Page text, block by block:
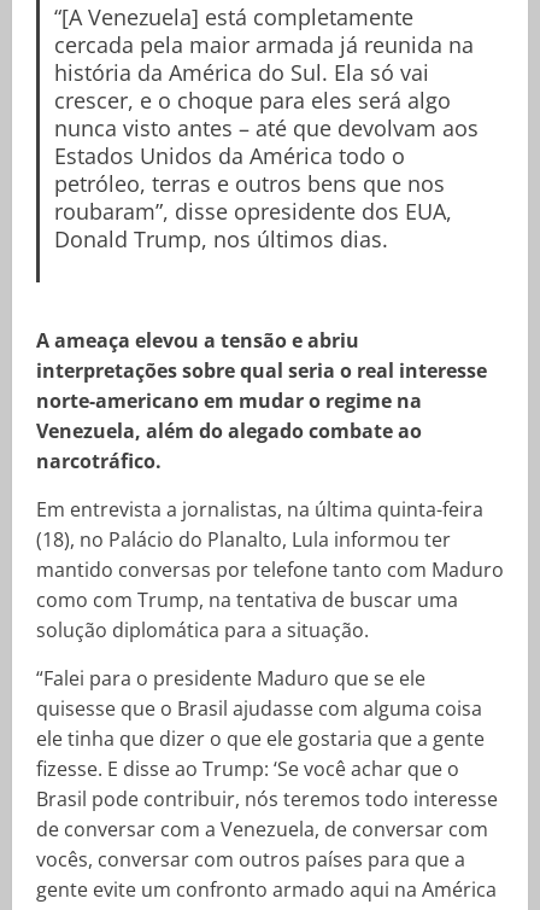
“[A Venezuela] está completamente
cercada pela maior armada já reunida na
história da América do Sul. Ela só vai
crescer, e o choque para eles será algo
nunca visto antes – até que devolvam aos
Estados Unidos da América todo o
petróleo, terras e outros bens que nos
roubaram”, disse opresidente dos EUA,
Donald Trump, nos últimos dias.
A ameaça elevou a tensão e abriu
interpretações sobre qual seria o real interesse
norte-americano em mudar o regime na
Venezuela, além do alegado combate ao
narcotráfico.
Em entrevista a jornalistas, na última quinta-feira
(18), no Palácio do Planalto, Lula informou ter
mantido conversas por telefone tanto com Maduro
como com Trump, na tentativa de buscar uma
solução diplomática para a situação.
“Falei para o presidente Maduro que se ele
quisesse que o Brasil ajudasse com alguma coisa
ele tinha que dizer o que ele gostaria que a gente
fizesse. E disse ao Trump: ‘Se você achar que o
Brasil pode contribuir, nós teremos todo interesse
de conversar com a Venezuela, de conversar com
vocês, conversar com outros países para que a
gente evite um confronto armado aqui na América